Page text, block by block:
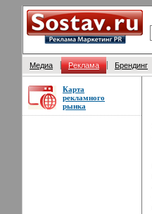
Медиа Реклама Брендинг
Карта
рекламного
рынка